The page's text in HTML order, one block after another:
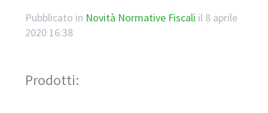
Pubblicato in Novità Normative Fiscali il 8 aprile
2020 16:38
Prodotti: